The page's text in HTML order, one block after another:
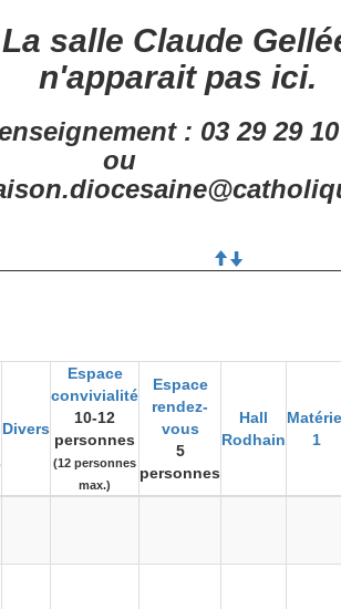
La salle Claude
n'apparait pas ici.
: 03 29 29
ou
Divers
Espace
convivialité
10-12
personnes
(12 personnes
max.)
Espace
rendez-
vous
5
personnes
Hall
Rodhain
1